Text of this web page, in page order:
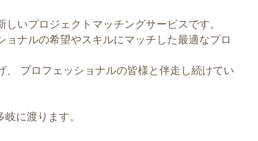
いプロジェクトマッチングサービスです。
ナルの希望やスキルにマッチした最適なプロ
プロフェッショナルの皆様と伴走し続けてい
に渡ります。